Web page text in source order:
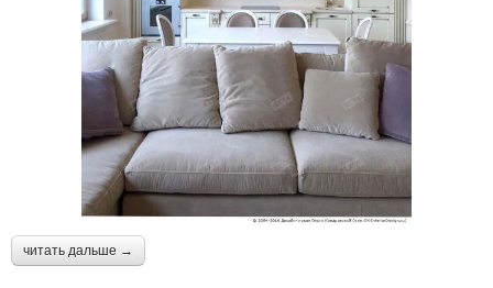
читать дальше →